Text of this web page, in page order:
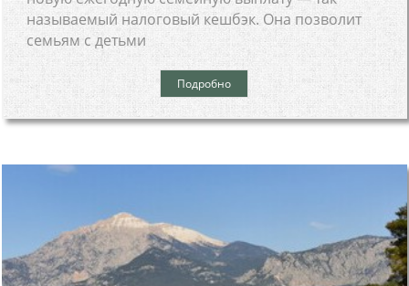
называемый налоговый кешбэк. Она позволит
семьям с детьми
Подробно